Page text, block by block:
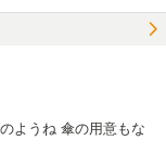
ようね 傘の用意もな